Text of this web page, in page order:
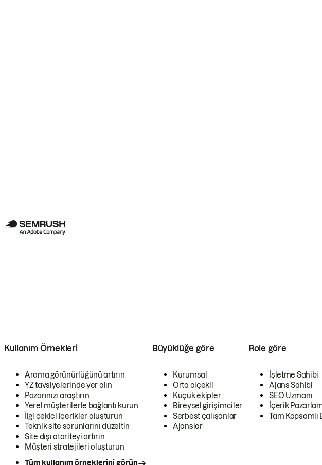
Kullanım Örnekleri
Arama görünürlüğünü artırın
YZ tavsiyelerinde yer alın
Pazarınızı araştırın
Yerel müşterilerle bağlantı kurun
İlgi çekici içerikler oluşturun
Teknik site sorunlarını düzeltin
Site dışı otoriteyi artırın
Müşteri stratejileri oluşturun
Tüm kullanım örneklerini görün
Büyüklüğe göre
Kurumsal
Orta ölçekli
Küçük ekipler
Bireysel girişimciler
Serbest çalışanlar
Ajanslar
Role göre
İşletme Sahibi
Ajans Sahibi
SEO Uzmanı
İçerik
Tam Kapsamlı